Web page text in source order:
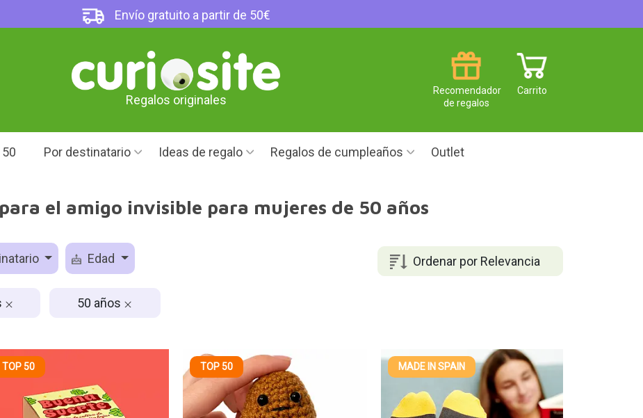
Envío gratuito a partir de 50€
Regalos originales
Carrito
Recomendador
de regalos
Por destinatario Ideas de regalo Regalos de cumpleaños Outlet
el amigo invisible para mujeres de 50 años
Ordenar por Relevancia
Edad
50 años
TOP 50 TOP 50 MADE IN SPAIN